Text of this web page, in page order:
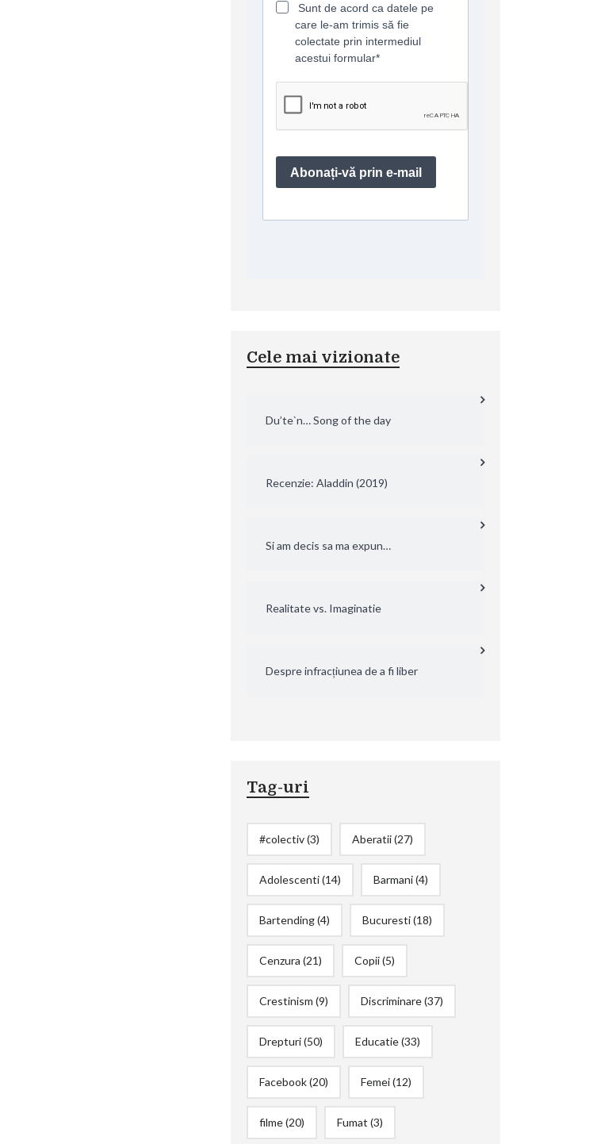
Cele mai vizionate
Du’te`n… Song of the day
Recenzie: Aladdin (2019)
Si am decis sa ma expun…
Realitate vs. Imaginatie
Despre infracțiunea de a fi liber
Tag-uri
#colectiv(3) Aberatii(27)
Adolescenti(14) Barmani(4)
Bartending(4) Bucuresti(18)
Cenzura (21) Copii(5)
Crestinism (9) Discriminare(37)
Drepturi(50) Educatie(33)
Facebook(20) Femei(12)
filme(20) Fumat (3)